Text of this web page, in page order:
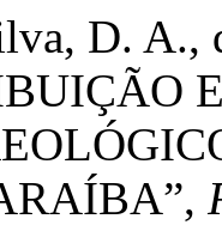
D. A.,